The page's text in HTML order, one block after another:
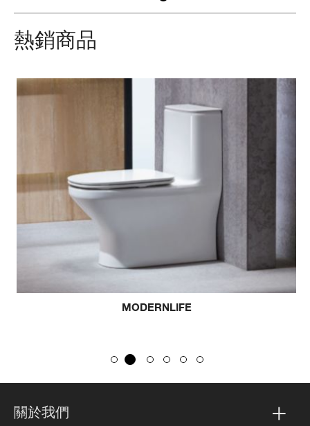
熱銷商品
MODERNLIFE
關於我們